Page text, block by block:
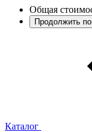
Общая
Продолжить
Каталог